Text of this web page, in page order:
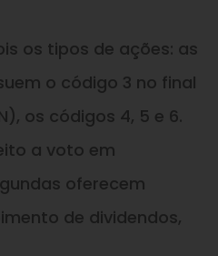
os tipos de ações: as
o código 3 no final
os códigos 4, 5 e 6.
a voto em
oferecem
de dividendos,